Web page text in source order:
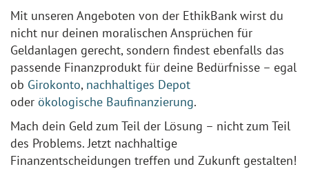
Mit unseren Angeboten von der EthikBank wirst du
nicht nur deinen moralischen Ansprüchen für
Geldanlagen gerecht, sondern findest ebenfalls das
passende Finanzprodukt für deine Bedürfnisse – egal
ob Girokonto, nachhaltiges Depot
oder ökologische Baufinanzierung.
Mach dein Geld zum Teil der Lösung – nicht zum Teil
des Problems. Jetzt nachhaltige
Finanzentscheidungen treffen und Zukunft gestalten!